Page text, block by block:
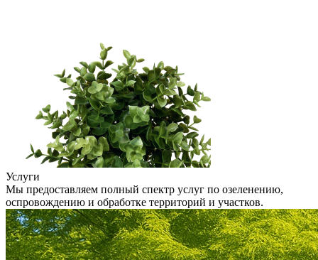
Услуги
Мы предоставляем полный спектр услуг по озеленению,
оспровождению и обработке территорий и участков.